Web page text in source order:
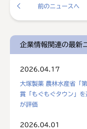
前のニュースへ
企業情報関連の最新
2026.04.17
大塚製薬 農林水産省「
賞「もぐもぐタウン」
が評価
2026.04.01